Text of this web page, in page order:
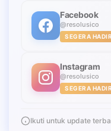
Facebook
@resolusico
SEGERA HADIR
Instagram
@resolusico
SEGERA HADIR
Ikuti untuk update